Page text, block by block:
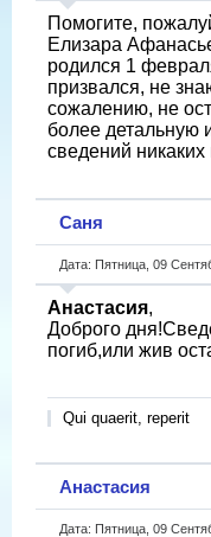
Помогите,
Елизара
родился 1
призвался, не
сожалению, не
более
сведений никаких
Саня
Дата: Пятница, 09
Анастасия,
Доброго
погиб,или жив
Qui quaerit, reperit
Анастасия
Дата: Пятница, 09